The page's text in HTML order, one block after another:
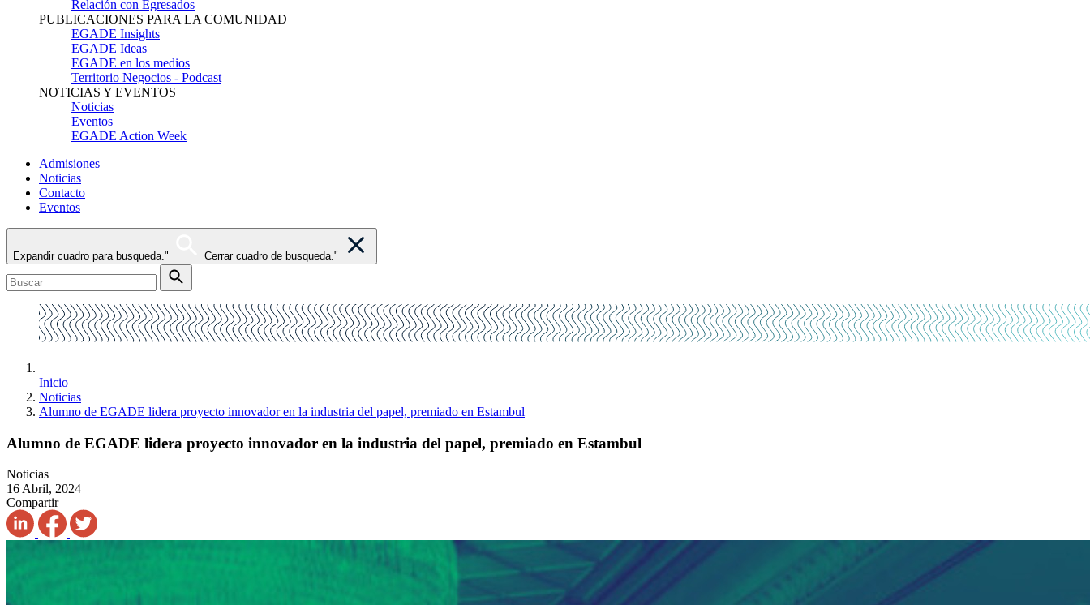
Relación con Egresados
PUBLICACIONES PARA LA COMUNIDAD
EGADE Insights
EGADE Ideas
EGADE en los medios
Territorio Negocios - Podcast
NOTICIAS Y EVENTOS
Noticias
Eventos
EGADE Action Week
Admisiones
Noticias
Contacto
Eventos
Expandir cuadro para busqueda." Cerrar cuadro de busqueda."
Inicio
Noticias
Alumno de EGADE lidera proyecto innovador en la industria del papel, premiado en Estambul
Alumno de EGADE lidera proyecto innovador en la industria del papel, premiado en Estambul
Noticias
16 Abril, 2024
Compartir